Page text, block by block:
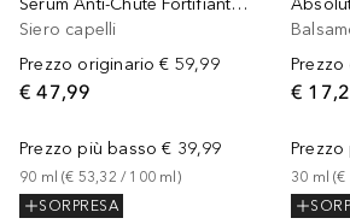
Siero capelli
Prezzo originario € 59,99
€ 47,99
Prezzo più basso € 39,99
90 ml (€ 53,32 / 100 ml)
SORPRESA
€
30 ml (€